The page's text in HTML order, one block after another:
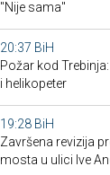
"Nije sama"
20:37 BiH
Požar kod
i helikopeter
19:28 BiH
Završena revizija
mosta u ulici Ive